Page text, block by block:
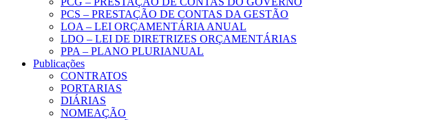
PCS – PRESTAÇÃO DE CONTAS DA GESTÃO
LOA – LEI ORÇAMENTÁRIA ANUAL
LDO – LEI DE DIRETRIZES ORÇAMENTÁRIAS
PPA – PLANO PLURIANUAL
Publicações
CONTRATOS
PORTARIAS
DIÁRIAS
NOMEAÇÃO